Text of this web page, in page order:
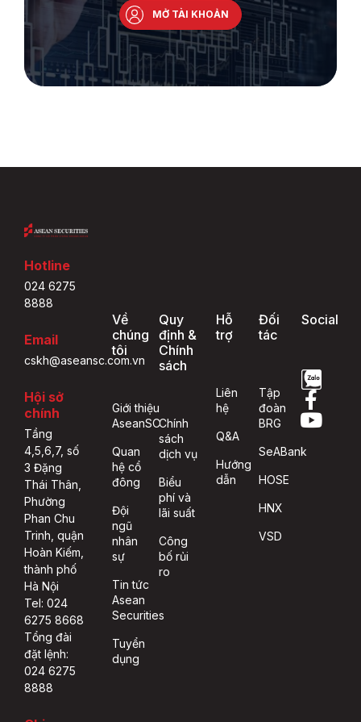
MỞ TÀI KHOẢN
Hotline
024 6275
8888
Email
cskh@aseansc.com.vn
Hội sở
chính
Tầng
4,5,6,7, số
3 Đặng
Thái Thân,
Phường
Phan Chu
Trinh, quận
Hoàn Kiếm,
thành phố
Hà Nội
Tel: 024
6275 8668
Tổng đài
đặt lệnh:
024 6275
8888
Về
chúng
tôi
Giới thiệu
AseanSC
Quan
hệ cổ
đông
Đội
ngũ
nhân
sự
Tin tức
Asean
Securities
Tuyển
dụng
Quy
định &
Chính
sách
Chính
sách
dịch vụ
Biểu
phí và
lãi suất
Công
bố rủi
ro
Hỗ
trợ
Liên
hệ
Q&A
Hướng
dẫn
Đối
tác
Tập
đoàn
BRG
SeABank
HOSE
HNX
VSD
Social